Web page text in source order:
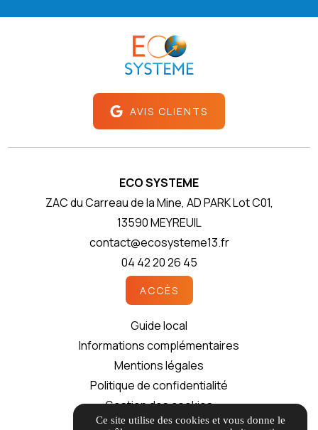
AVIS CLIENTS
ECO SYSTEME
ZAC du Carreau de la Mine, AD PARK Lot C01,
13590 MEYREUIL
contact@ecosysteme13.fr
04 42 20 26 45
ACCÈS
Guide local
Informations complémentaires
Mentions légales
Politique de confidentialité
Gestion des cookies
Ce site utilise des cookies et vous donne le